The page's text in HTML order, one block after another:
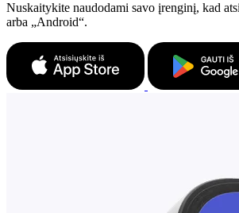
Nuskaitykite naudodami savo įrenginį, kad
arba „Android“.